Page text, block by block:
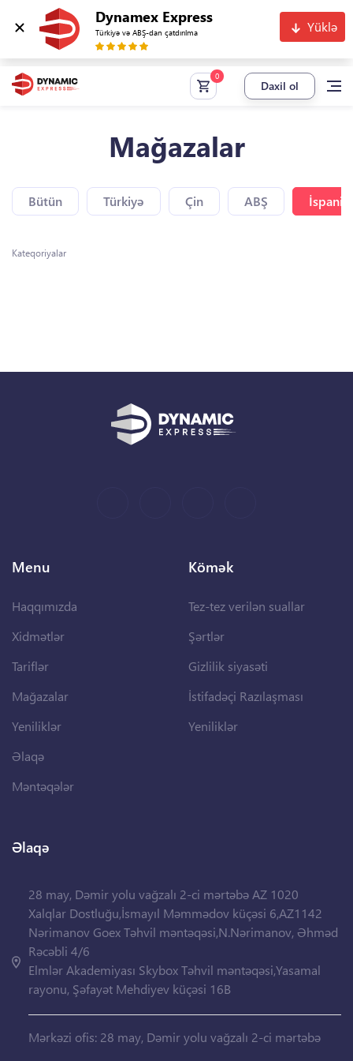
Dynamex Express
Türkiyə və ABŞ-dan çatdırılma Yüklə
Daxil ol
Mağazalar
Bütün Türkiyə Çin ABŞ
Kateqoriyalar
Menu
Haqqımızda
Xidmətlər
Tariflər
Mağazalar
Yeniliklər
Əlaqə
Məntəqələr
Kömək
Tez-tez verilən suallar
Şərtlər
Gizlilik siyasəti
İstifadəçi Razılaşması
Yeniliklər
Əlaqə
28 may, Dəmir yolu vağzalı 2-ci mərtəbə AZ 1020
Xalqlar Dostluğu,İsmayıl Məmmədov küçəsi 6,AZ1142
Nərimanov Goex Təhvil məntəqəsi,N.Nərimanov, Əhməd
Rəcəbli 4/6
Elmlər Akademiyası Skybox Təhvil məntəqəsi,Yasamal
rayonu, Şəfayət Mehdiyev küçəsi 16B
Mərkəzi ofis: 28 may, Dəmir yolu vağzalı 2-ci mərtəbə